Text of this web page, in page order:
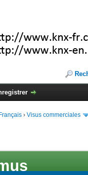
Français › Visus commerciales